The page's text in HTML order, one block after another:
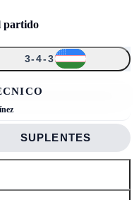
partido
3-4-3 ↑
↑
↑
SUPLENTES